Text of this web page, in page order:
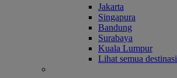
Jakarta
Singapura
Bandung
Surabaya
Kuala Lumpur
Lihat semua destinasi